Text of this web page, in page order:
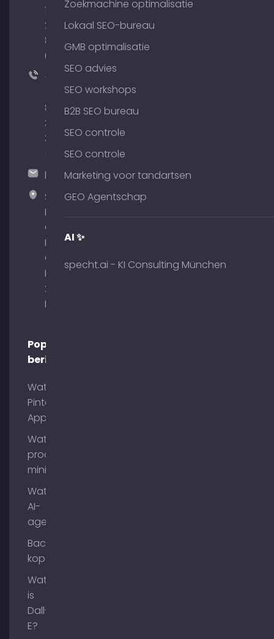
176
204
801
64
+49
89
380
375
hallo@timospecht.de
Specht
Marketing
GmbH –
Palais am
Obelisk
Briennerstr.
29 80333
München
Populaire
berichten
Wat is
Pinterest
App?
Wat is
process
mining?
Wat zijn
AI-
agenten?
Backlinks
kopen
Wat
is
Dall-
E?
Zoekmachine optimalisatie
Lokaal SEO-bureau
GMB optimalisatie
SEO advies
SEO workshops
B2B SEO bureau
SEO controle
SEO controle
Marketing voor tandartsen
GEO Agentschap
AI ✨
specht.ai - KI Consulting München